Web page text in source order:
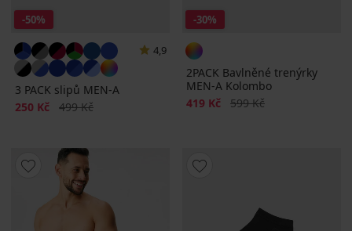
-50%
4,9
3 PACK slipů MEN-A
Sleva
250 Kč Původní cena
499 Kč
-30%
2PACK Bavlněné trenýrky
MEN-A Kolombo
Sleva
419 Kč Původní cena
599 Kč